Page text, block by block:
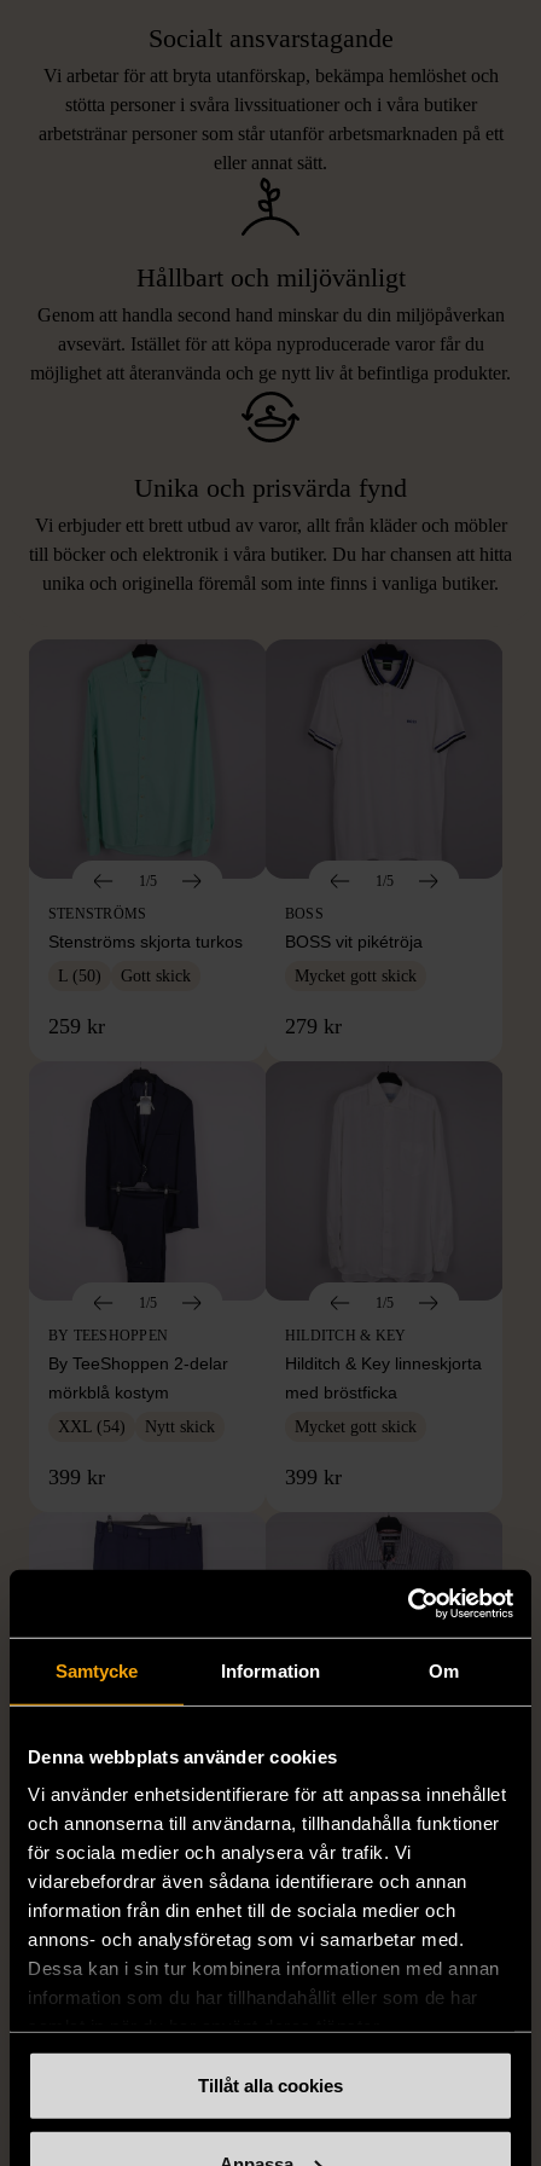
Samtycke Information Om
Denna webbplats använder cookies
Vi använder enhetsidentifierare för att anpassa innehållet
och annonserna till användarna, tillhandahålla funktioner
för sociala medier och analysera vår trafik. Vi
vidarebefordrar även sådana identifierare och annan
information från din enhet till de sociala medier och
annons- och analysföretag som vi samarbetar med.
Dessa kan i sin tur kombinera informationen med annan
information som du har tillhandahållit eller som de har
Tillåt alla cookies
Socialt ansvarstagande
Vi arbetar för att bryta utanförskap, bekämpa hemlöshet och
stötta personer i svåra livssituationer och i våra butiker
arbetstränar personer som står utanför arbetsmarknaden på ett
eller annat sätt.
Hållbart och miljövänligt
Genom att handla second hand minskar du din miljöpåverkan
avsevärt. Istället för att köpa nyproducerade varor får du
möjlighet att återanvända och ge nytt liv åt befintliga produkter.
Unika och prisvärda fynd
Vi erbjuder ett brett utbud av varor, allt från kläder och möbler
till böcker och elektronik i våra butiker. Du har chansen att hitta
unika och originella föremål som inte finns i vanliga butiker.
LIKNANDE PRODUKTER
Hitta produkter som påminner om denna
1/5
STENSTRÖMS
Stenströms skjorta turkos
L (50) Gott skick
259 kr
1/5
BOSS
BOSS vit pikétröja
Mycket gott skick
279 kr
1/5
BY TEESHOPPEN
By TeeShoppen 2-delar
mörkblå kostym
XXL (54) Nytt skick
399 kr
1/5
HILDITCH & KEY
Hilditch & Key linneskjorta
med bröstficka
Mycket gott skick
399 kr
1/5
DRESSMANN
Dressmann -
Kostymbyxor med
pressveck
Gott skick
159 kr
BONDELID
Bondelid - Randig skjorta
- Blå vit
XL (52)
Mycket gott skick
199 kr